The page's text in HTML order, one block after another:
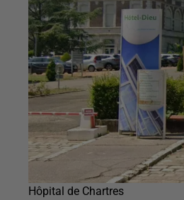
Hôpital de Chartres